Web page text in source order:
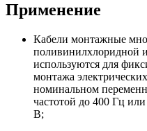
Применение
Кабели монтажные
поливинилхлоридной
используются для
монтажа
номинальном
частотой до 400 Гц
В;